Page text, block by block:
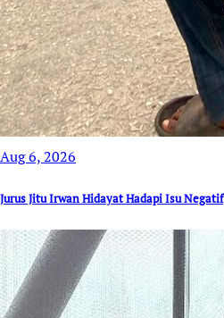
Aug 6, 2026
Jurus Jitu Irwan Hidayat Hadapi Isu Negatif